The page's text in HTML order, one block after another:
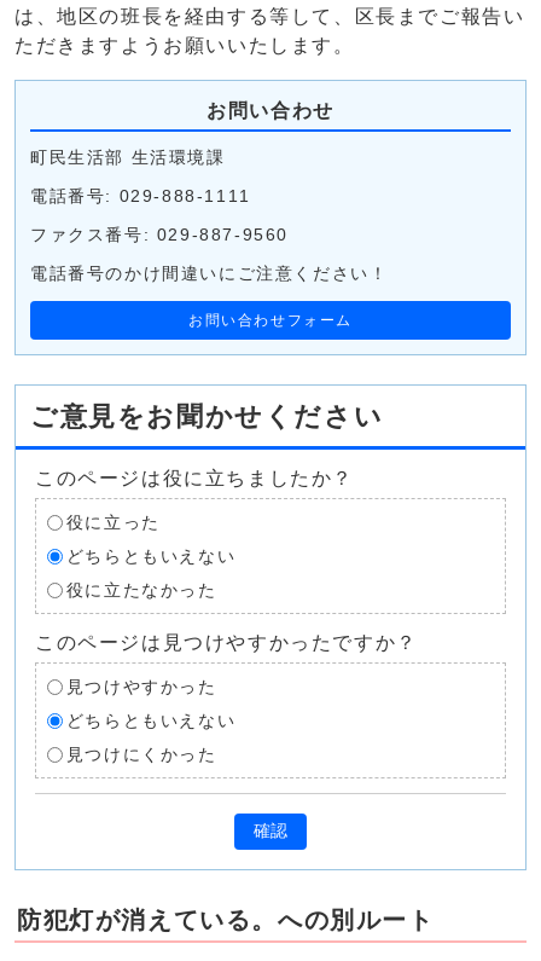
は、地区の班長を経由する等して、区長までご報告い
ただきますようお願いいたします。
お問い合わせ
町民生活部 生活環境課
電話番号: 029-888-1111
ファクス番号: 029-887-9560
電話番号のかけ間違いにご注意ください！
お問い合わせフォーム
ご意見をお聞かせください
このページは役に立ちましたか？
役に立った
どちらともいえない
役に立たなかった
このページは見つけやすかったですか？
見つけやすかった
どちらともいえない
見つけにくかった
確認
防犯灯が消えている。への別ルート